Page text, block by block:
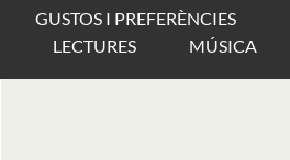
GUSTOS I PREFERÈNCIES
LECTURES MÚSICA